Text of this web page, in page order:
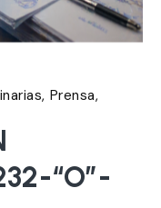
Prensa
“O”-